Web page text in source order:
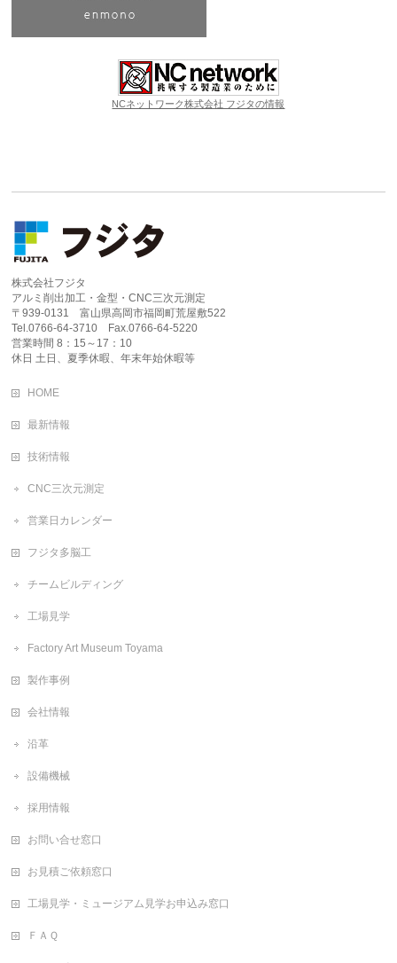
NCネットワーク株式会社 フジタの情報
株式会社フジタ
アルミ削出加工・金型・CNC三次元測定
〒939-0131 富山県高岡市福岡町荒屋敷522
Tel.0766-64-3710 Fax.0766-64-5220
営業時間 8：15～17：10
休日 土日、夏季休暇、年末年始休暇等
HOME
最新情報
技術情報
CNC三次元測定
営業日カレンダー
フジタ多脳工
チームビルディング
工場見学
Factory Art Museum Toyama
製作事例
会社情報
沿革
設備機械
採用情報
お問い合せ窓口
お見積ご依頼窓口
工場見学・ミュージアム見学お申込み窓口
ＦＡＱ